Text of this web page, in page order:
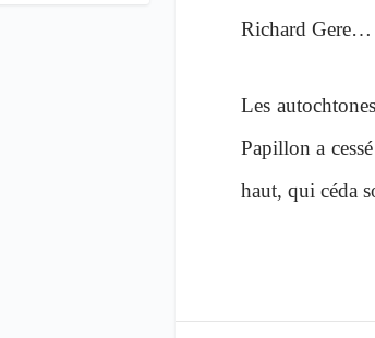
Richard Gere…
Les
Papillon a
haut, qui céda